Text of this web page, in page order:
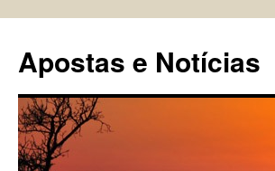
conteúdo
Apostas e Notícias